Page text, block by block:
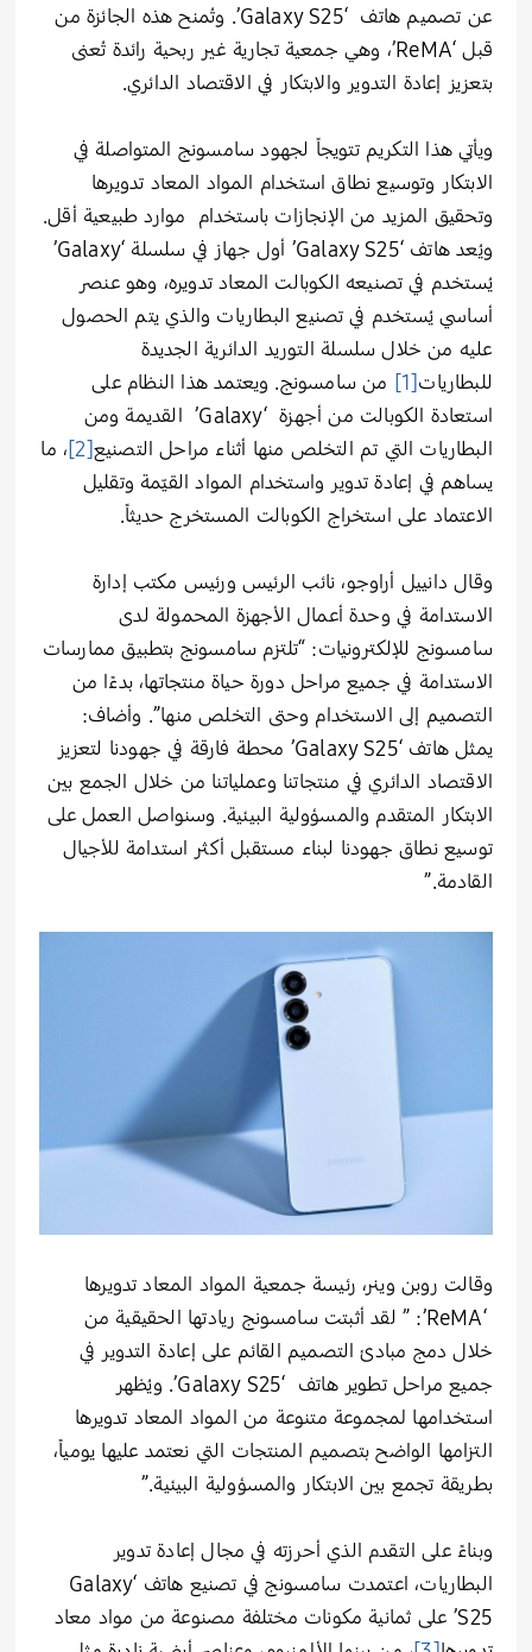
عن تصميم هاتف ‘Galaxy S25’. وتُمنح هذه الجائزة من
قبل ‘ReMA’، وهي جمعية تجارية غير ربحية رائدة تُعنى
بتعزيز إعادة التدوير والابتكار في الاقتصاد الدائري.
ويأتي هذا التكريم تتويجاً لجهود سامسونج المتواصلة في
الابتكار وتوسيع نطاق استخدام المواد المعاد تدويرها
وتحقيق المزيد من الإنجازات باستخدام موارد طبيعية أقل.
ويُعد هاتف ‘Galaxy S25’ أول جهاز في سلسلة ‘Galaxy’
يُستخدم في تصنيعه الكوبالت المعاد تدويره، وهو عنصر
أساسي يُستخدم في تصنيع البطاريات والذي يتم الحصول
عليه من خلال سلسلة التوريد الدائرية الجديدة
للبطاريات[1]
من سامسونج. ويعتمد هذا النظام على
استعادة الكوبالت من أجهزة ‘Galaxy’ القديمة ومن
البطاريات التي تم التخلص منها أثناء مراحل التصنيع[2]
، ما
يساهم في إعادة تدوير واستخدام المواد القيّمة وتقليل
الاعتماد على استخراج الكوبالت المستخرج حديثاً.
وقال دانييل أراوجو، نائب الرئيس ورئيس مكتب إدارة
الاستدامة في وحدة أعمال الأجهزة المحمولة لدى
سامسونج للإلكترونيات: “تلتزم سامسونج بتطبيق ممارسات
الاستدامة في جميع مراحل دورة حياة منتجاتها، بدءًا من
التصميم إلى الاستخدام وحتى التخلص منها”. وأضاف:
يمثل هاتف ‘Galaxy S25’ محطة فارقة في جهودنا لتعزيز
الاقتصاد الدائري في منتجاتنا وعملياتنا من خلال الجمع بين
الابتكار المتقدم والمسؤولية البيئية. وسنواصل العمل على
توسيع نطاق جهودنا لبناء مستقبل أكثر استدامة للأجيال
القادمة.”
وقالت روبن وينر، رئيسة جمعية المواد المعاد تدويرها
‘ReMA’: ” لقد أثبتت سامسونج ريادتها الحقيقية من
خلال دمج مبادئ التصميم القائم على إعادة التدوير في
جميع مراحل تطوير هاتف ‘Galaxy S25’. ويُظهر
استخدامها لمجموعة متنوعة من المواد المعاد تدويرها
التزامها الواضح بتصميم المنتجات التي نعتمد عليها يومياً،
بطريقة تجمع بين الابتكار والمسؤولية البيئية.”
وبناءً على التقدم الذي أحرزته في مجال إعادة تدوير
البطاريات، اعتمدت سامسونج في تصنيع هاتف ‘Galaxy
S25’ على ثمانية مكونات مختلفة مصنوعة من مواد معاد